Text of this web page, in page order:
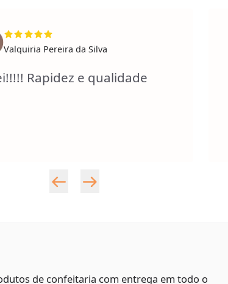
Valquiria Pereira da Silva
Rapidez e qualidade
de confeitaria com entrega em todo o